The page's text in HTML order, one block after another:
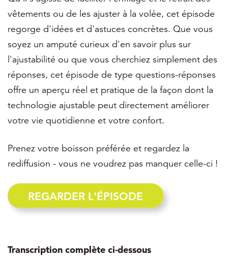
vêtements ou de les ajuster à la volée, cet épisode
regorge d'idées et d'astuces concrètes. Que vous
soyez un amputé curieux d'en savoir plus sur
l'ajustabilité ou que vous cherchiez simplement des
réponses, cet épisode de type questions-réponses
offre un aperçu réel et pratique de la façon dont la
technologie ajustable peut directement améliorer
votre vie quotidienne et votre confort.
Prenez votre boisson préférée et regardez la
rediffusion - vous ne voudrez pas manquer celle-ci !
REGARDER L'ÉPISODE
Transcription complète ci-dessous